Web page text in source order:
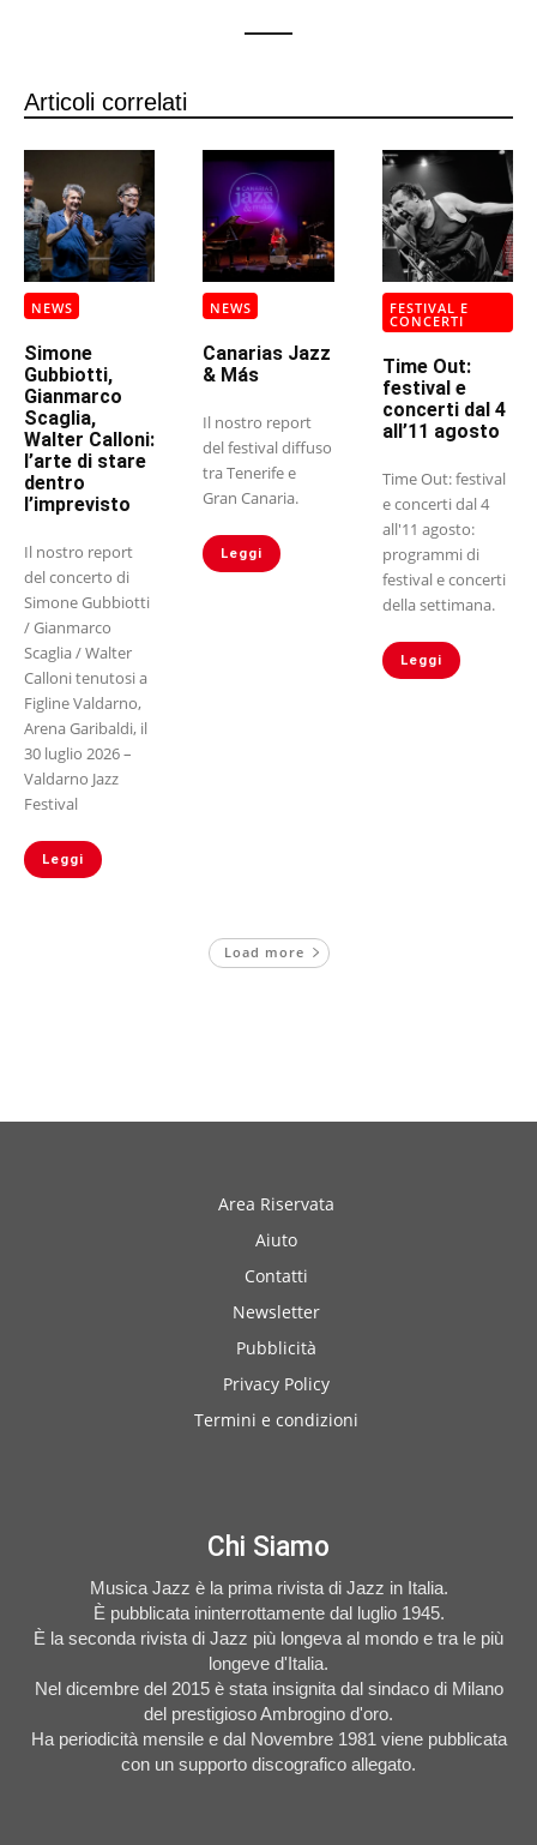
Articoli correlati
NEWS
Simone
Gubbiotti,
Gianmarco
Scaglia,
Walter Calloni:
l’arte di stare
dentro
l’imprevisto
Il nostro report
del concerto di
Simone Gubbiotti
/ Gianmarco
Scaglia / Walter
Calloni tenutosi a
Figline Valdarno,
Arena Garibaldi, il
30 luglio 2026 –
Valdarno Jazz
Festival
Leggi
NEWS
Canarias Jazz
& Más
Il nostro report
del festival diffuso
tra Tenerife e
Gran Canaria.
Leggi
FESTIVAL E
CONCERTI
Time Out:
festival e
concerti dal 4
all’11 agosto
Time Out: festival
e concerti dal 4
all'11 agosto:
programmi di
festival e concerti
della settimana.
Leggi
Load more
Area Riservata
Aiuto
Contatti
Newsletter
Pubblicità
Privacy Policy
Termini e condizioni
Chi Siamo
Musica Jazz è la prima rivista di Jazz in Italia.
È pubblicata ininterrottamente dal luglio 1945.
È la seconda rivista di Jazz più longeva al mondo e tra le più
longeve d'Italia.
Nel dicembre del 2015 è stata insignita dal sindaco di Milano
del prestigioso Ambrogino d'oro.
Ha periodicità mensile e dal Novembre 1981 viene pubblicata
con un supporto discografico allegato.